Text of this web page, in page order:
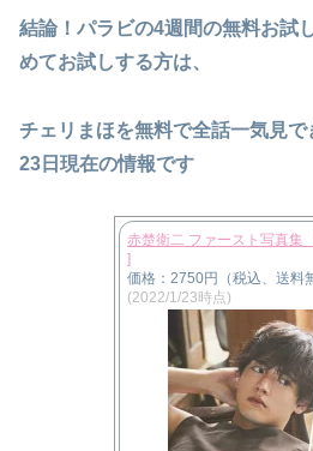
結論！パラビの4週間の無料お試
めてお試しする方は、
チェリまほを無料で全話一気見
23日現在の情報です
赤楚衛二 ファースト写真集
]
価格：2750円（税込、送料
(2022/1/23時点)